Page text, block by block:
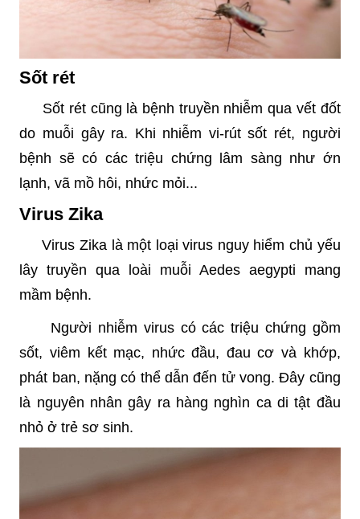
Sốt rét
Sốt rét cũng là bệnh truyền nhiễm qua vết đốt
do muỗi gây ra. Khi nhiễm vi-rút sốt rét, người
bệnh sẽ có các triệu chứng lâm sàng như ớn
lạnh, vã mồ hôi, nhức mỏi...
Virus Zika
Virus Zika là một loại virus nguy hiểm chủ yếu
lây truyền qua loài muỗi Aedes aegypti mang
mầm bệnh.
Người nhiễm virus có các triệu chứng gồm
sốt, viêm kết mạc, nhức đầu, đau cơ và khớp,
phát ban, nặng có thể dẫn đến tử vong. Đây cũng
là nguyên nhân gây ra hàng nghìn ca di tật đầu
nhỏ ở trẻ sơ sinh.